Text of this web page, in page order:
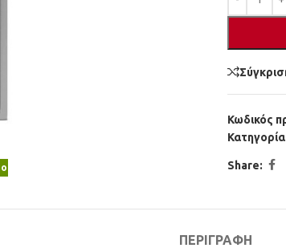
Κωδικός
Share:
ΠΕΡΙΓΡΑΦΉ